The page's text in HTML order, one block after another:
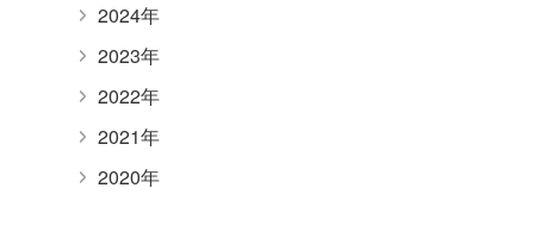
2024年
2023年
2022年
2021年
2020年